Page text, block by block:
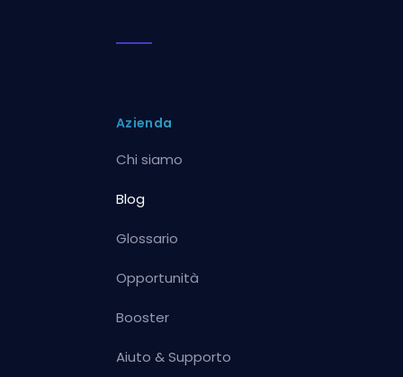
Azienda
Chi siamo
Blog
Glossario
Opportunità
Booster
Aiuto & Supporto